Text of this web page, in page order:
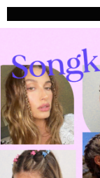
Skip
to